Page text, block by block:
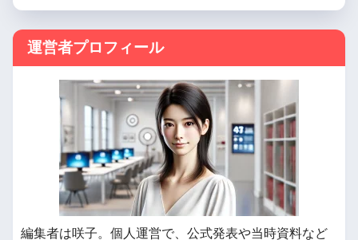
運営者プロフィール
編集者は咲子。個人運営で、公式発表や当時資料など